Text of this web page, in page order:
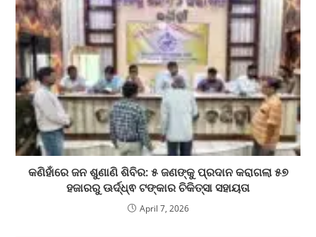
କଣିହାଁରେ ଜନ ଶୁଣାଣି ଶିବିର: ୫ ଜଣଙ୍କୁ ପ୍ରଦାନ କରାଗଲା ୫୭
ହଜାରରୁ ଊର୍ଦ୍ଧ୍ଵ ଟଙ୍କାର ଚିକିତ୍ସା ସହାୟତା
April 7, 2026